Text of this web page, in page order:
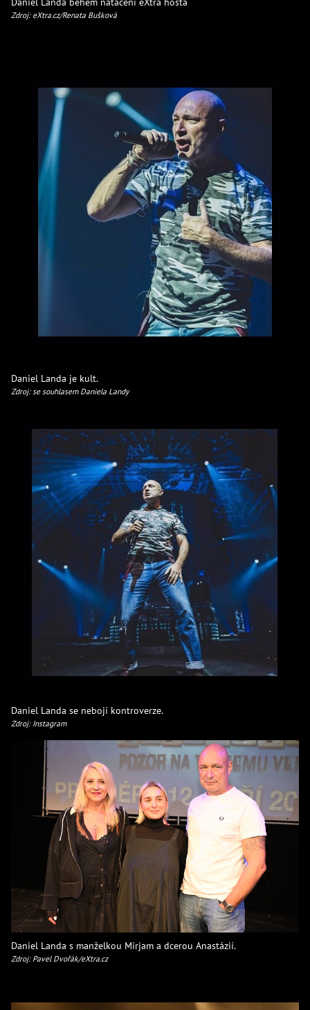
Zdroj: eXtra.cz/Renata Bušková
Daniel Landa je kult.
Zdroj: se souhlasem Daniela Landy
Daniel Landa se nebojí kontroverze.
Zdroj: Instagram
Daniel Landa s manželkou Mirjam a dcerou Anastázií.
Zdroj: Pavel Dvořák/eXtra.cz